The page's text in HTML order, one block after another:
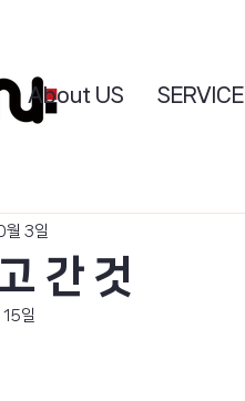
About US SERVICE
간 것
3일
일